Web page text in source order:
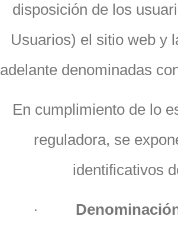
disposición de los
Usuarios) el sitio web y
adelante denominadas
En cumplimiento de lo
reguladora, se
identificativos
·